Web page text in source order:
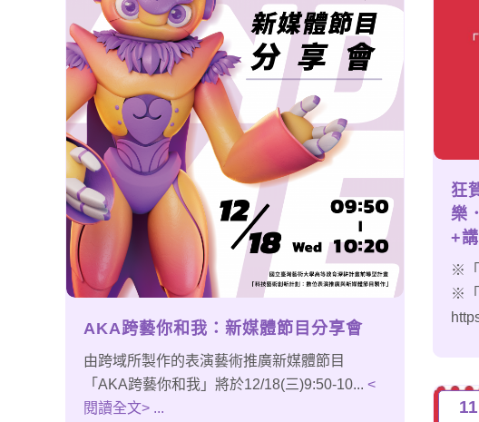
狂
樂
+
※「
※「
AKA跨藝你和我：新媒體節目分享會
由跨域所製作的表演藝術推廣新媒體節目
「AKA跨藝你和我」將於12/18(三)9:50-10... <
閱讀全文> ...
11